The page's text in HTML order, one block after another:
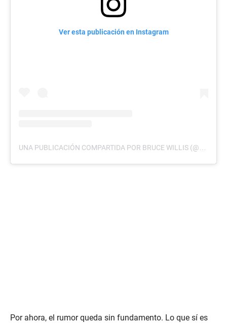
Ver esta publicación en Instagram
UNA PUBLICACIÓN COMPARTIDA POR BRUCE WILLIS (@BRUCEWILLISBW)
Por ahora, el rumor queda sin fundamento. Lo que sí es